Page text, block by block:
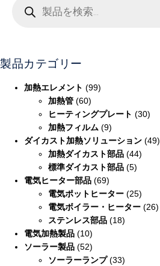
製品カテゴリー
加熱エレメント (99)
加熱管 (60)
ヒーティングプレート (30)
加熱フィルム (9)
ダイカスト加熱ソリューション (49)
加熱ダイカスト部品 (44)
標準ダイカスト部品 (5)
電気ヒーター部品 (69)
電気ポットヒーター (25)
電気ボイラー・ヒーター (26)
ステンレス部品 (18)
電気加熱製品 (10)
ソーラー製品 (52)
ソーラーランプ (33)